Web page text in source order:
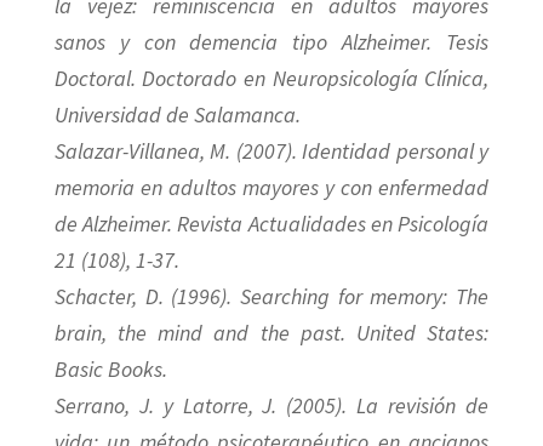
sanos y con demencia tipo Alzheimer. Tesis
Doctoral. Doctorado en Neuropsicología Clínica,
Universidad de Salamanca.
Salazar-Villanea, M. (2007). Identidad personal y
memoria en adultos mayores y con enfermedad
de Alzheimer. Revista Actualidades en Psicología
21 (108), 1-37.
Schacter, D. (1996). Searching for memory: The
brain, the mind and the past. United States:
Basic Books.
Serrano, J. y Latorre, J. (2005). La revisión de